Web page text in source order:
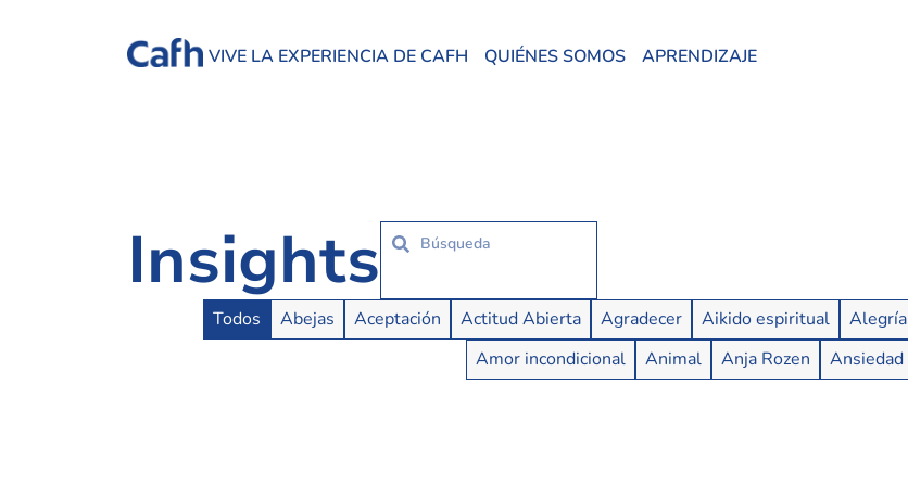
VIVE LA EXPERIENCIA DE CAFH QUIÉNES SOMOS APRENDIZAJE
Insights
Insights Buttons
Todos Abejas Aceptación Actitud Abierta Agradecer Aikido espiritual Alegría
Amor incondicional
Animal Anja Rozen Ansiedad